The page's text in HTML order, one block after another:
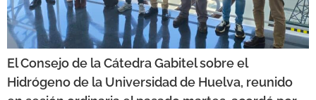
El Consejo de la Cátedra Gabitel sobre el
Hidrógeno de la Universidad de Huelva, reunido